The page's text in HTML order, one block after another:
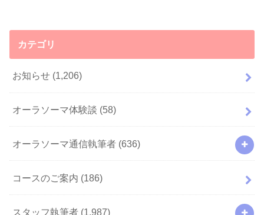
カテゴリ
お知らせ (1,206)
オーラソーマ体験談 (58)
オーラソーマ通信執筆者 (636)
コースのご案内 (186)
スタッフ執筆者 (1,987)